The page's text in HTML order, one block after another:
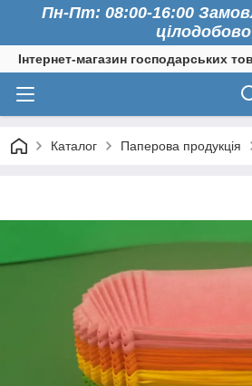
Пн-Пт: 08:00-16:00
цілодобово
Інтернет-магазин господарських
Каталог Паперова продукція